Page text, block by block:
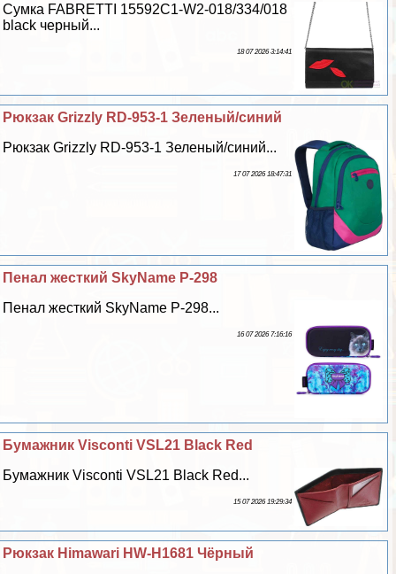
Сумка FABRETTI 15592C1-W2-018/334/018
black черный...
18 07 2026 3:14:41
Рюкзак Grizzly RD-953-1 Зеленый/синий
Рюкзак Grizzly RD-953-1 Зеленый/синий...
17 07 2026 18:47:31
Пенал жесткий SkyName P-298
Пенал жесткий SkyName P-298...
16 07 2026 7:16:16
Бумажник Visconti VSL21 Black Red
Бумажник Visconti VSL21 Black Red...
15 07 2026 19:29:34
Рюкзак Himawari HW-H1681 Чёрный